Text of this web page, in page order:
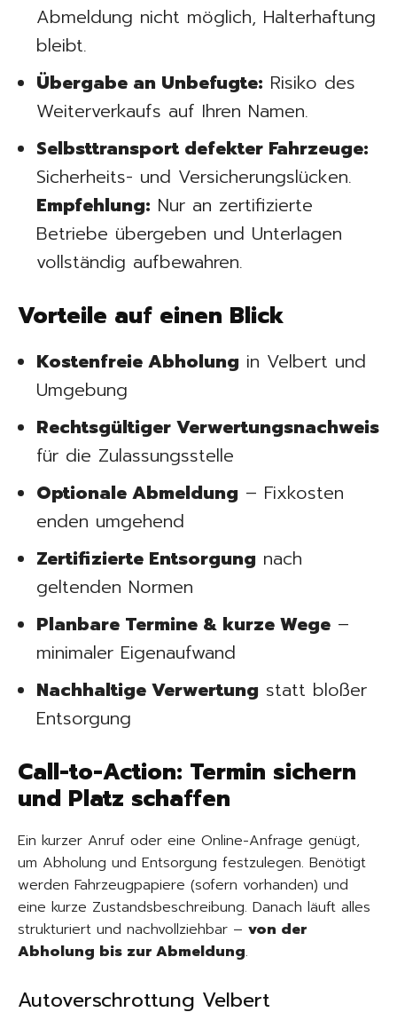
Abmeldung nicht möglich, Halterhaftung
bleibt.
Übergabe an Unbefugte: Risiko des
Weiterverkaufs auf Ihren Namen.
Selbsttransport defekter Fahrzeuge:
Sicherheits- und Versicherungslücken.
Empfehlung: Nur an zertifizierte
Betriebe übergeben und Unterlagen
vollständig aufbewahren.
Vorteile auf einen Blick
Kostenfreie Abholung in Velbert und
Umgebung
Rechtsgültiger Verwertungsnachweis
für die Zulassungsstelle
Optionale Abmeldung – Fixkosten
enden umgehend
Zertifizierte Entsorgung nach
geltenden Normen
Planbare Termine & kurze Wege –
minimaler Eigenaufwand
Nachhaltige Verwertung statt bloßer
Entsorgung
Call-to-Action: Termin sichern
und Platz schaffen
Ein kurzer Anruf oder eine Online-Anfrage genügt,
um Abholung und Entsorgung festzulegen. Benötigt
werden Fahrzeugpapiere (sofern vorhanden) und
eine kurze Zustandsbeschreibung. Danach läuft alles
strukturiert und nachvollziehbar – von der
Abholung bis zur Abmeldung.
Autoverschrottung Velbert